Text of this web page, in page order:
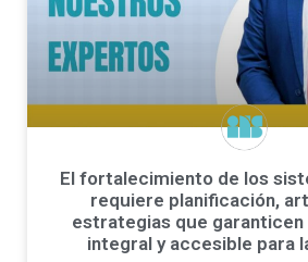
El fortalecimiento de los
requiere planificación,
estrategias que garanticen
integral y accesible para